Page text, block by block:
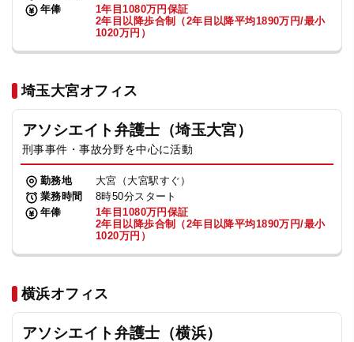
年俸
1年目1080万円保証
2年目以降歩合制（2年目以降平均1890万円/最小
1020万円）
埼玉大宮オフィス
アソシエイト弁護士（埼玉大宮）
刑事事件・事故分野を中心に活動
勤務地
大宮（大宮駅すぐ）
業務時間
8時50分スタート
年俸
1年目1080万円保証
2年目以降歩合制（2年目以降平均1890万円/最小
1020万円）
横浜オフィス
アソシエイト弁護士（横浜）